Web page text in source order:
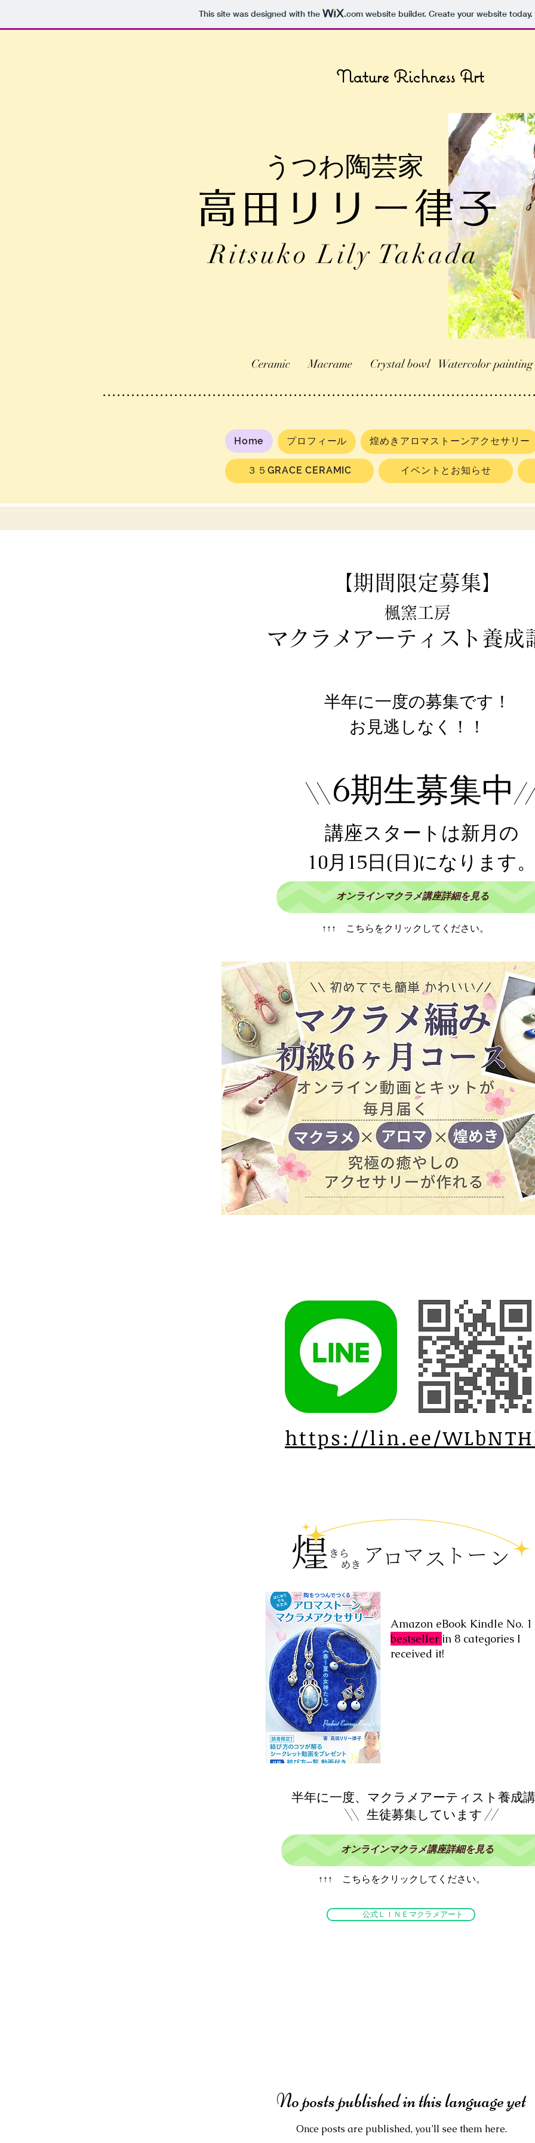
This site was designed with the .comwebsite builder. Create your website today.
Nature Richness Art
​Ritsuko Lily Takada
うつわ陶芸家
高田リリー律子
Ceramic Macrame Crystal bowl Watercolor painting
Home プロフィール 煌めきアロマストーンアクセサリー
３５GRACE CERAMIC イベントとお知らせ
【期間限定募集】
楓窯工房
マクラメアーティスト養成
半年に一度の募集です！
お見逃しなく！！
\\6期生募集中/
講座スタートは新月の
10月15日(日)になります
オンラインマクラメ講座詳細を見る
​↑↑↑ こちらをクリックしてください。
https://lin.ee/
Amazon eBook Kindle No. 1
bestseller in 8 categories I
received it!
半年に一度、マクラメアーティスト養成
\\ 生徒募集しています //
オンラインマクラメ講座詳細を見る
​↑↑↑ こちらをクリックしてください。
公式ＬＩＮＥマクラメアート
No posts published in this language yet
Once posts are published, you’ll see them here.